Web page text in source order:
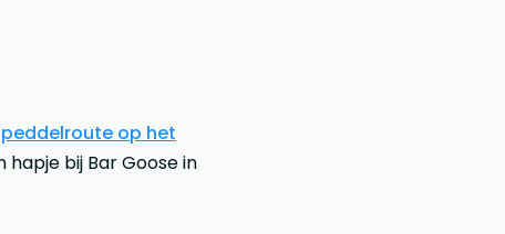
peddelroute op het
bij Bar Goose in